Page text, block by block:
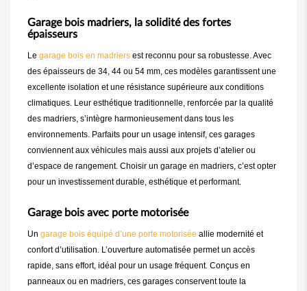
Garage bois madriers, la solidité des fortes
épaisseurs
Le garage bois en madriers est reconnu pour sa robustesse. Avec
des épaisseurs de 34, 44 ou 54 mm, ces modèles garantissent une
excellente isolation et une résistance supérieure aux conditions
climatiques. Leur esthétique traditionnelle, renforcée par la qualité
des madriers, s’intègre harmonieusement dans tous les
environnements. Parfaits pour un usage intensif, ces garages
conviennent aux véhicules mais aussi aux projets d’atelier ou
d’espace de rangement. Choisir un garage en madriers, c’est opter
pour un investissement durable, esthétique et performant.
Garage bois avec porte motorisée
Un garage bois équipé d’une porte motorisée allie modernité et
confort d’utilisation. L’ouverture automatisée permet un accès
rapide, sans effort, idéal pour un usage fréquent. Conçus en
panneaux ou en madriers, ces garages conservent toute la